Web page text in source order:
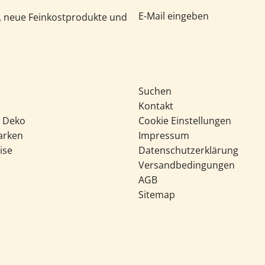
neue Feinkostprodukte und
Suchen
Kontakt
Cookie Einstellungen
Impressum
Datenschutzerklärung
Versandbedingungen
AGB
Sitemap